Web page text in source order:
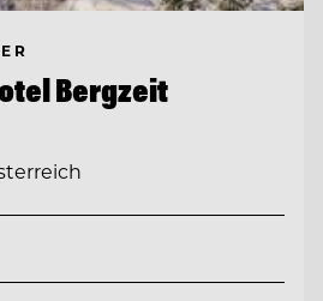
Bergzeit